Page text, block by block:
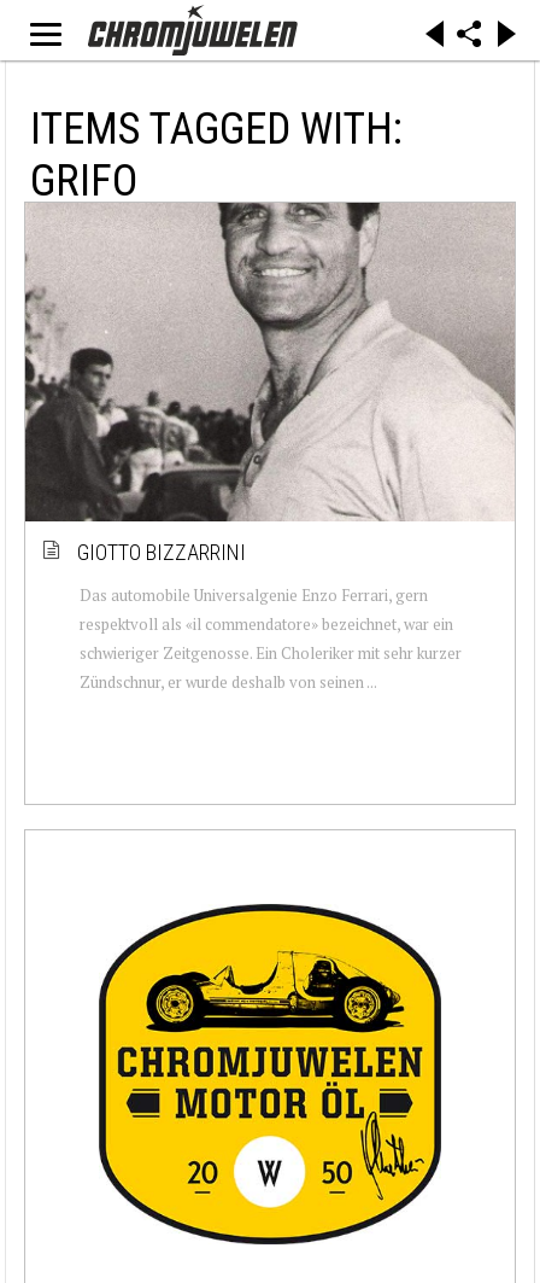
ITEMS TAGGED WITH:
GRIFO
GIOTTO BIZZARRINI
Das automobile Universalgenie Enzo Ferrari, gern
respektvoll als «il commendatore» bezeichnet, war ein
schwieriger Zeitgenosse. Ein Choleriker mit sehr kurzer
Zündschnur, er wurde deshalb von seinen ...